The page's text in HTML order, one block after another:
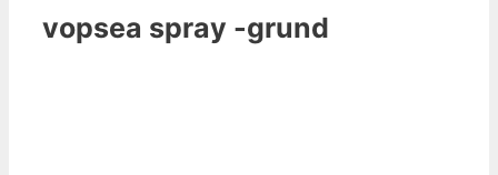
vopsea spray -grund